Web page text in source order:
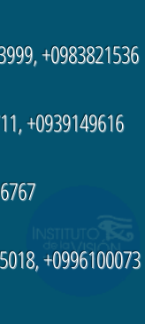
+0983821536
+0939149616
+0996100073